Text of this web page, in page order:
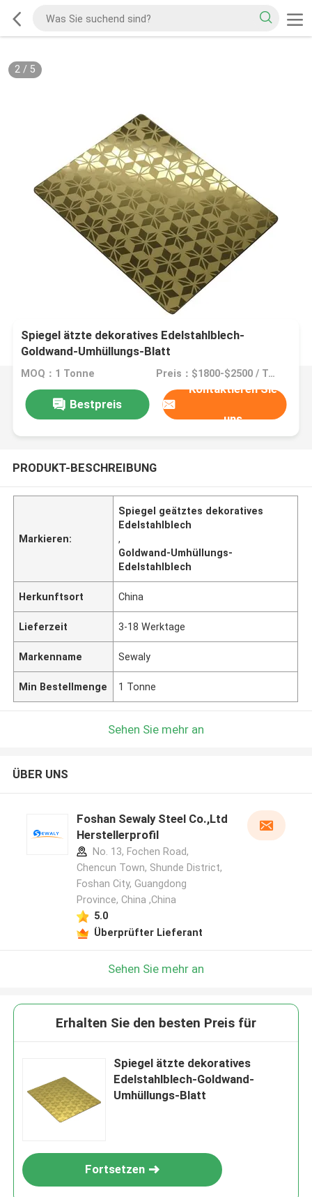
2/ 5
Spiegel ätzte dekoratives Edelstahlblech-
Goldwand-Umhüllungs-Blatt
MOQ：1 Tonne Preis：$1800-$2500 / Ton
Bestpreis
Kontaktieren Sie
uns
PRODUKT-BESCHREIBUNG
Markieren:
Spiegel geätztes dekoratives
Edelstahlblech
,
Goldwand-Umhüllungs-
Edelstahlblech
Herkunftsort China
Lieferzeit 3-18 Werktage
Markenname Sewaly
Min Bestellmenge 1 Tonne
Sehen Sie mehr an
ÜBER UNS
Foshan Sewaly Steel Co.,Ltd
Herstellerprofil
No. 13, Fochen Road,
Chencun Town, Shunde District,
Foshan City, Guangdong
Province, China ,China
5.0
Überprüfter Lieferant
Sehen Sie mehr an
Erhalten Sie den besten Preis für
Spiegel ätzte dekoratives
Edelstahlblech-Goldwand-
Umhüllungs-Blatt
Fortsetzen